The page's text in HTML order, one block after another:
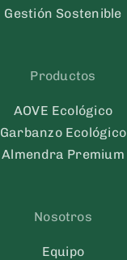
Gestión Sostenible
Productos
AOVE Ecológico
Garbanzo Ecológico
Almendra Premium
Nosotros
Equipo